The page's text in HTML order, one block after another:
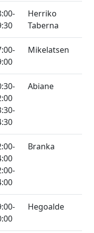
Herriko
Taberna
Mikelatsen
Abiane
Branka
Hegoalde